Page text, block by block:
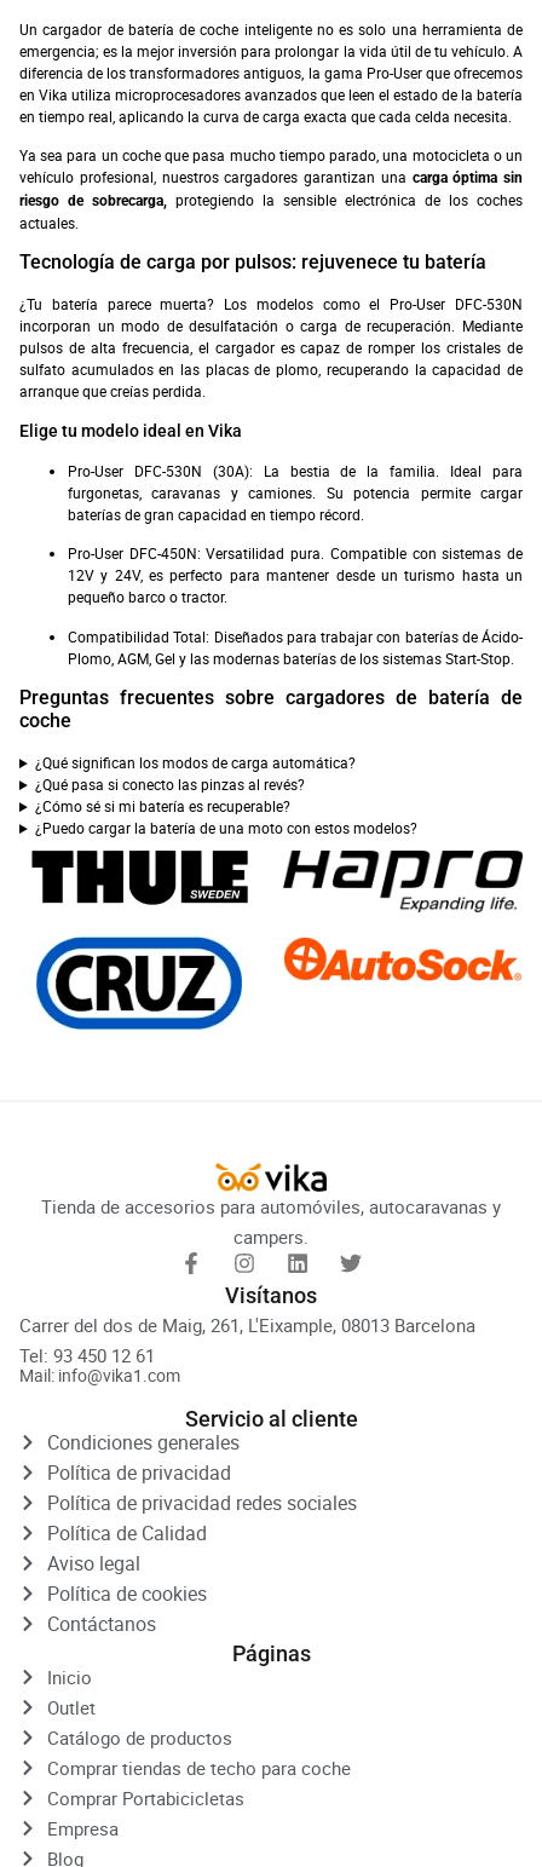
Un cargador de batería de coche inteligente no es solo una herramienta de
emergencia; es la mejor inversión para prolongar la vida útil de tu vehículo. A
diferencia de los transformadores antiguos, la gama Pro-User que ofrecemos
en Vika utiliza microprocesadores avanzados que leen el estado de la batería
en tiempo real, aplicando la curva de carga exacta que cada celda necesita.
Ya sea para un coche que pasa mucho tiempo parado, una motocicleta o un
vehículo profesional, nuestros cargadores garantizan una carga óptima sin
riesgo de sobrecarga, protegiendo la sensible electrónica de los coches
actuales.
Tecnología de carga por pulsos: rejuvenece tu batería
¿Tu batería parece muerta? Los modelos como el Pro-User DFC-530N
incorporan un modo de desulfatación o carga de recuperación. Mediante
pulsos de alta frecuencia, el cargador es capaz de romper los cristales de
sulfato acumulados en las placas de plomo, recuperando la capacidad de
arranque que creías perdida.
Elige tu modelo ideal en Vika
Pro-User DFC-530N (30A): La bestia de la familia. Ideal para
furgonetas, caravanas y camiones. Su potencia permite cargar
baterías de gran capacidad en tiempo récord.
Pro-User DFC-450N: Versatilidad pura. Compatible con sistemas de
12V y 24V, es perfecto para mantener desde un turismo hasta un
pequeño barco o tractor.
Compatibilidad Total: Diseñados para trabajar con baterías de Ácido-
Plomo, AGM, Gel y las modernas baterías de los sistemas Start-Stop.
Preguntas frecuentes sobre cargadores de batería de
coche
¿Qué significan los modos de carga automática?
¿Qué pasa si conecto las pinzas al revés?
¿Cómo sé si mi batería es recuperable?
¿Puedo cargar la batería de una moto con estos modelos?
Tienda de accesorios para automóviles, autocaravanas y
campers.
Visítanos
Carrer del dos de Maig, 261, L'Eixample, 08013 Barcelona
Tel: 93 450 12 61
Mail: info@vika1.com
Servicio al cliente
Condiciones generales
Política de privacidad
Política de privacidad redes sociales
Política de Calidad
Aviso legal
Política de cookies
Contáctanos
Páginas
Inicio
Outlet
Catálogo de productos
Comprar tiendas de techo para coche
Comprar Portabicicletas
Empresa
Blog